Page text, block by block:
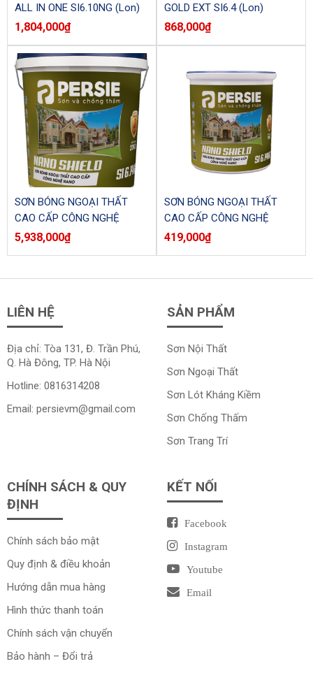
ALL IN ONE SI6.10NG (Lon)
1,804,000₫
GOLD EXT SI6.4 (Lon)
868,000₫
SƠN BÓNG NGOẠI THẤT
CAO CẤP CÔNG NGHỆ
NANO – PERSIE NANO
5,938,000₫
SƠN BÓNG NGOẠI THẤT
CAO CẤP CÔNG NGHỆ
NANO – PERSIE- NANO
419,000₫
LIÊN HỆ
Địa chỉ: Tòa 131, Đ. Trần Phú,
Q. Hà Đông, TP. Hà Nội
Hotline: 0816314208
Email: persievm@gmail.com
SẢN PHẨM
Sơn Nội Thất
Sơn Ngoại Thất
Sơn Lót Kháng Kiềm
Sơn Chống Thấm
Sơn Trang Trí
CHÍNH SÁCH & QUY
ĐỊNH
Chính sách bảo mật
Quy định & điều khoản
Hướng dẫn mua hàng
Hình thức thanh toán
Chính sách vận chuyển
Bảo hành – Đổi trả
KẾT NỐI
Facebook
Instagram
Youtube
Email